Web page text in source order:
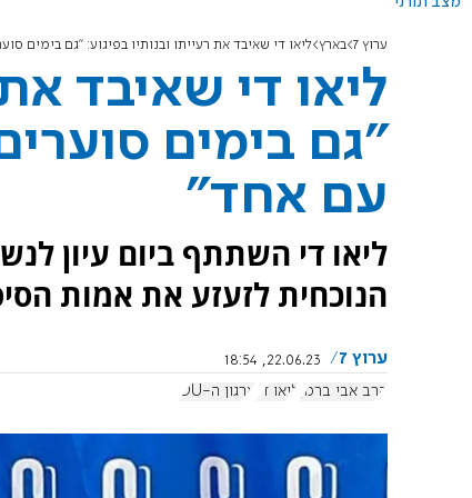
ערוץ 7 בארץ ליאו די שאיבד את רעייתו ובנותיו בפיגוע: "גם בימים
ליאו די שאיבד את
"גם בימים
עם אחד"
הנוכחית לזעזע את אמות
ערוץ 7
22.06.23, 18:54
הרב אבי ברמן ליאו די ארגון ה-OU